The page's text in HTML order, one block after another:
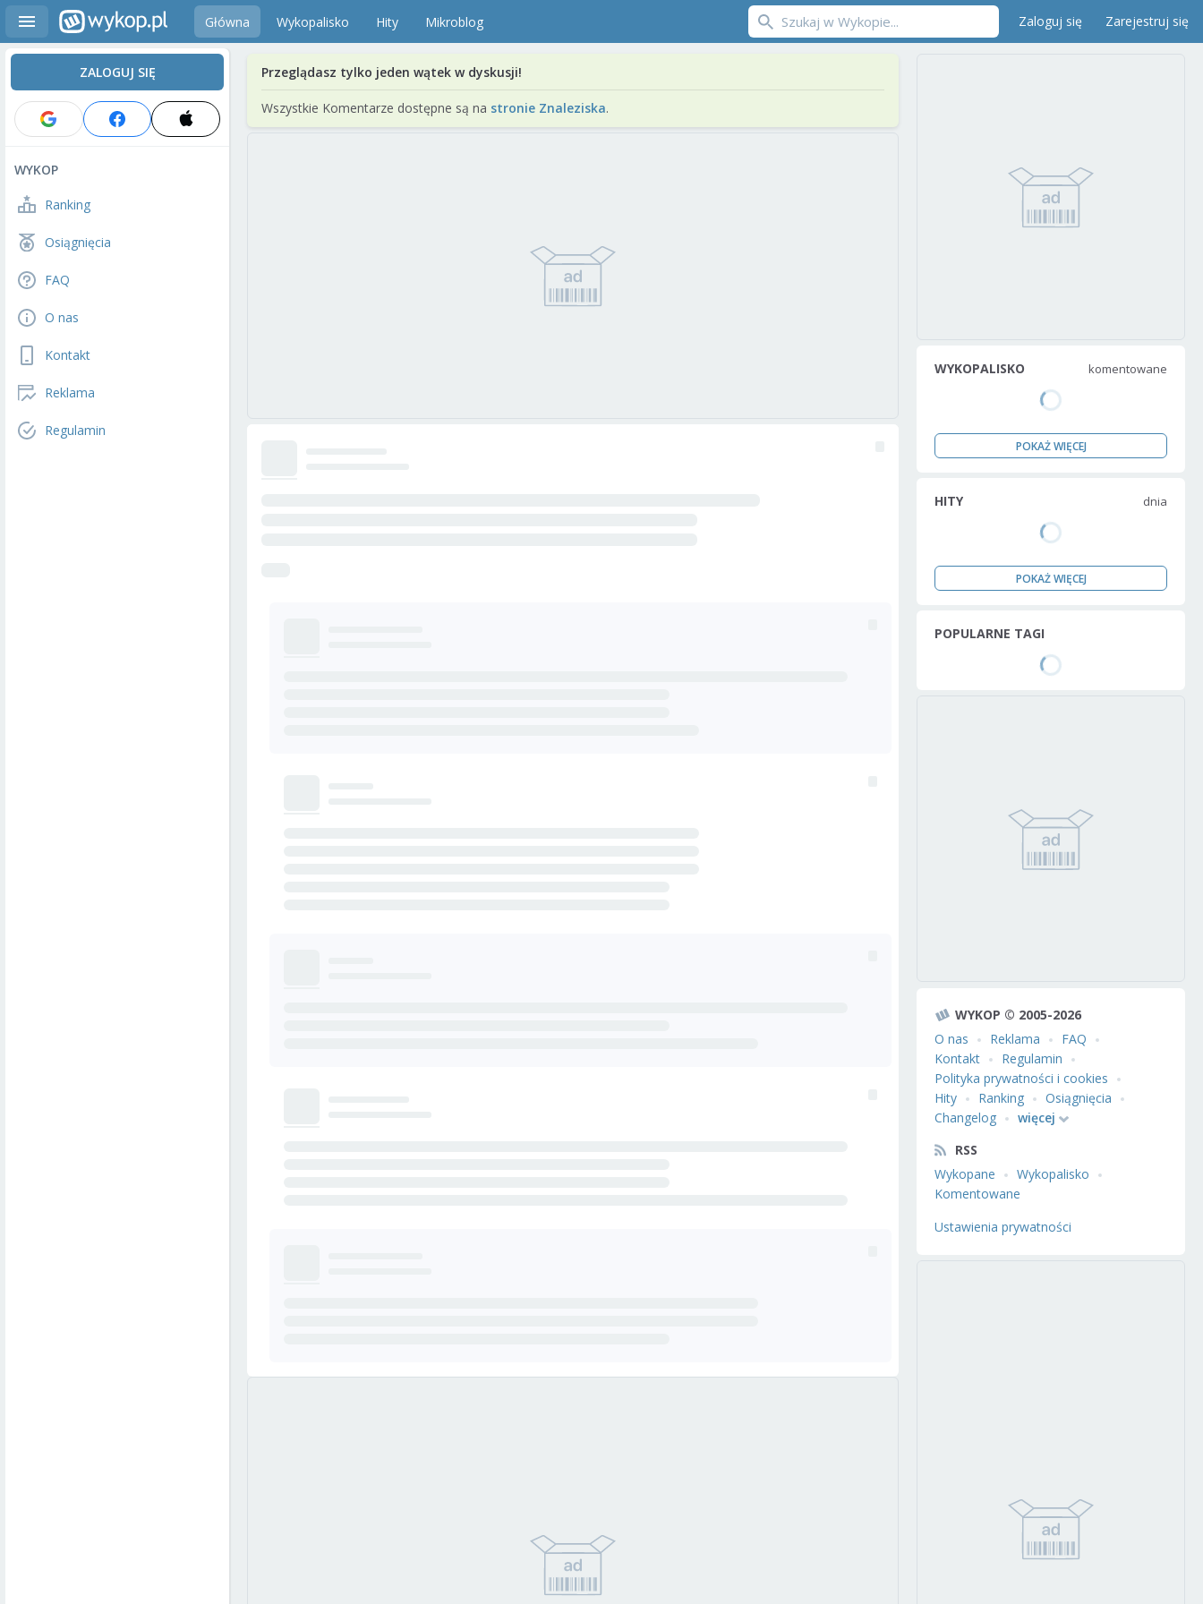
Główna Wykopalisko Hity Mikroblog Zaloguj się Zarejestruj się
ZALOGUJ SIĘ
WYKOP
Ranking
Osiągnięcia
FAQ
O nas
Kontakt
Reklama
Regulamin
Przeglądasz tylko jeden wątek w dyskusji!
Wszystkie Komentarze dostępne są na stronie Znaleziska.
WYKOPALISKO komentowane
POKAŻ WIĘCEJ
HITY dnia
POKAŻ WIĘCEJ
POPULARNE TAGI
WYKOP © 2005-2026
O nas
Reklama
FAQ
Kontakt
Regulamin
Polityka prywatności i cookies
Hity
Ranking
Osiągnięcia
Changelog
więcej
RSS
Wykopane
Wykopalisko
Komentowane
Ustawienia prywatności